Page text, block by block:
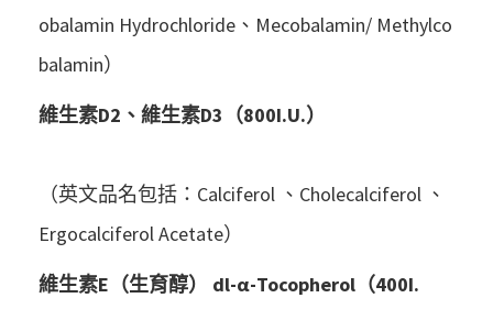
obalamin Hydrochloride、Mecobalamin/ Methylco
balamin）
維生素D2、維生素D3（800I.U.）
（英文品名包括：Calciferol 、Cholecalciferol 、
Ergocalciferol Acetate）
維生素E（生育醇） dl-α-Tocopherol（400I.